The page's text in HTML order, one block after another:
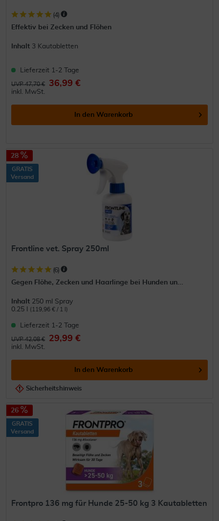
(4)
Effektiv bei Zecken und Flöhen
Inhalt 3 Kautabletten
Lieferzeit 1-2 Tage
UVP 47,70 € 36,99 €
inkl. MwSt.
In den Warenkorb
28
GRATIS
Versand
Frontline vet. Spray 250ml
(6)
Gegen Flöhe, Zecken und Haarlinge bei Hunden un...
Inhalt 250 ml Spray
0.25 l
(119,96 € / 1 l)
Lieferzeit 1-2 Tage
UVP 42,08 € 29,99 €
inkl. MwSt.
In den Warenkorb
Sicherheitshinweis
26
GRATIS
Versand
Frontpro 136 mg für Hunde 25-50 kg 3 Kautabletten